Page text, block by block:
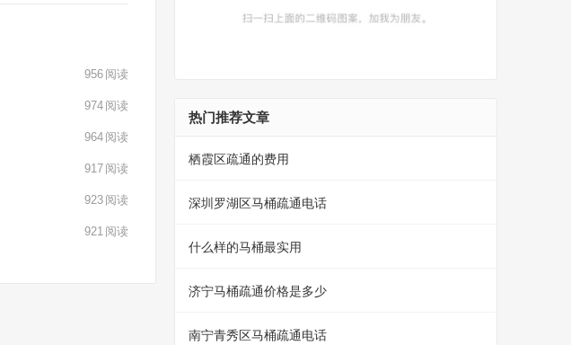
956 阅读
974 阅读
964 阅读
917 阅读
923 阅读
921 阅读
热门推荐文章
栖霞区疏通的费用
深圳罗湖区马桶疏通电话
什么样的马桶最实用
济宁马桶疏通价格是多少
南宁青秀区马桶疏通电话